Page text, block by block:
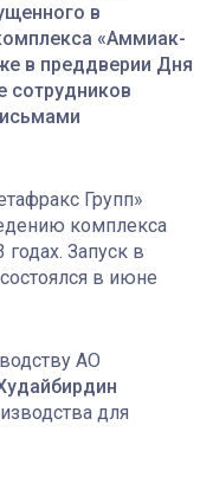
в
«Аммиак-
в преддверии Дня
сотрудников
Групп»
комплекса
Запуск в
в июне
АО
для